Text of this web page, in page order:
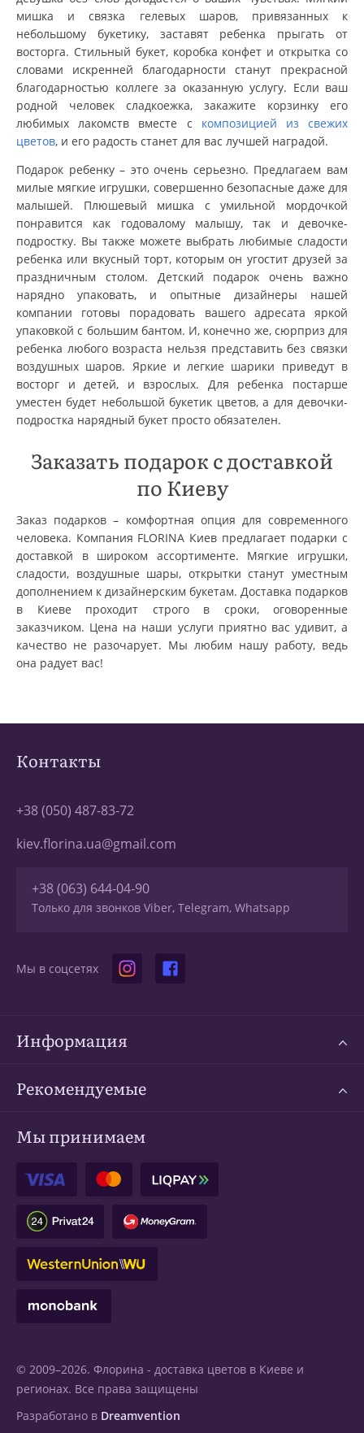
мишка и связка гелевых шаров, привязанных к
небольшому букетику, заставят ребенка прыгать от
восторга. Стильный букет, коробка конфет и открытка со
словами искренней благодарности станут прекрасной
благодарностью коллеге за оказанную услугу. Если ваш
родной человек сладкоежка, закажите корзинку его
любимых лакомств вместе с композицией из свежих
цветов, и его радость станет для вас лучшей наградой.
Подарок ребенку – это очень серьезно. Предлагаем вам
милые мягкие игрушки, совершенно безопасные даже для
малышей. Плюшевый мишка с умильной мордочкой
понравится как годовалому малышу, так и девочке-
подростку. Вы также можете выбрать любимые сладости
ребенка или вкусный торт, которым он угостит друзей за
праздничным столом. Детский подарок очень важно
нарядно упаковать, и опытные дизайнеры нашей
компании готовы порадовать вашего адресата яркой
упаковкой с большим бантом. И, конечно же, сюрприз для
ребенка любого возраста нельзя представить без связки
воздушных шаров. Яркие и легкие шарики приведут в
восторг и детей, и взрослых. Для ребенка постарше
уместен будет небольшой букетик цветов, а для девочки-
подростка нарядный букет просто обязателен.
Заказать подарок с доставкой
по Киеву
Заказ подарков – комфортная опция для современного
человека. Компания FLORINA Киев предлагает подарки с
доставкой в широком ассортименте. Мягкие игрушки,
сладости, воздушные шары, открытки станут уместным
дополнением к дизайнерским букетам. Доставка подарков
в Киеве проходит строго в сроки, оговоренные
заказчиком. Цена на наши услуги приятно вас удивит, а
качество не разочарует. Мы любим нашу работу, ведь
она радует вас!
Контакты
+38 (050) 487-83-72
kiev.florina.ua@gmail.com
+38 (063) 644-04-90
Только для звонков Viber, Telegram, Whatsapp
Мы в соцсетях
Информация
Рекомендуемые
Мы принимаем
© 2009–2026. Флорина - доставка цветов в Киеве и
регионах. Все права защищены
Разработано в Dreamvention